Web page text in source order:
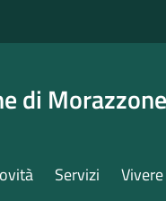
di Morazzone
Servizi